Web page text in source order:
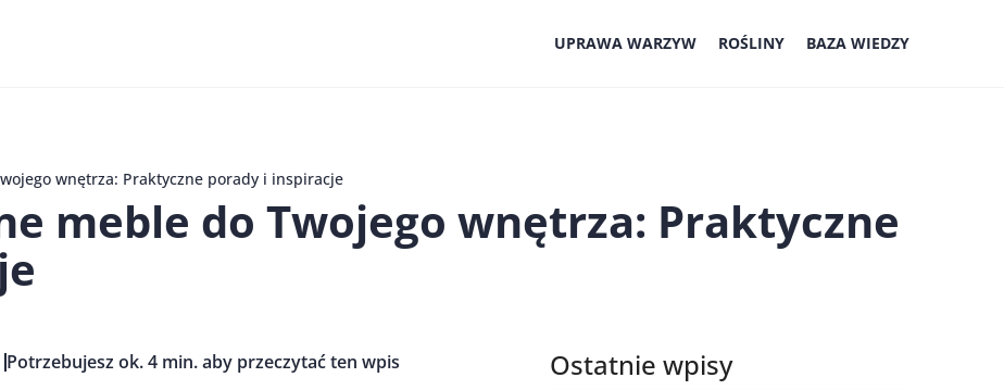
UPRAWA WARZYW ROŚLINY BAZA WIEDZY
wnętrza: Praktyczne porady i inspiracje
meble do Twojego wnętrza: Praktyczne
Potrzebujesz ok. 4 min. aby przeczytać ten wpis Ostatnie wpisy